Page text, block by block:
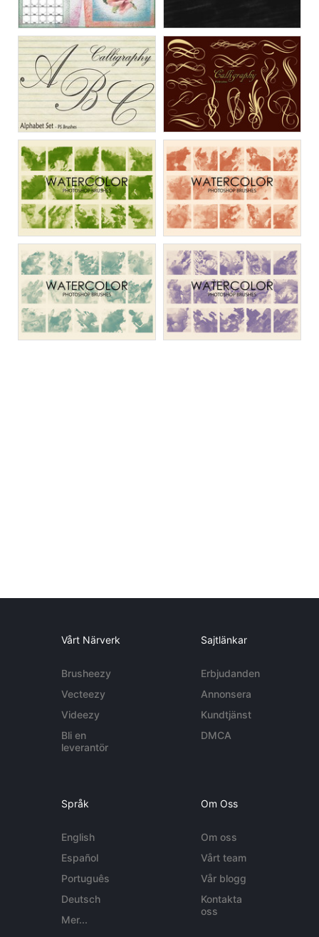
Vårt Närverk
Brusheezy
Vecteezy
Videezy
Bli en
leverantör
Sajtlänkar
Erbjudanden
Annonsera
Kundtjänst
DMCA
Språk
English
Español
Português
Deutsch
Mer...
Om Oss
Om oss
Vårt team
Vår blogg
Kontakta
oss